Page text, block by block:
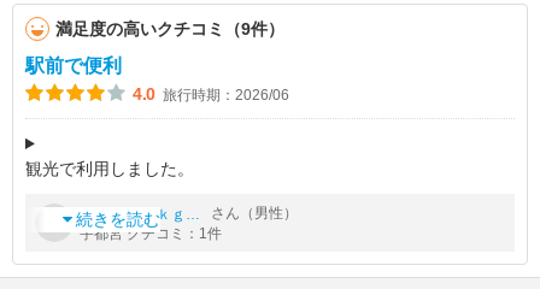
満足度の高いクチコミ（9件）
駅前で便利
4.0 旅行時期：2026/06
観光で利用しました。
でゆっくり過ごせました。
朝食のテーブルに腕をつけたらべたっとしました。片付けを見て
いたらシュッと一吹きしてトレイの
続きを読む
by ｊｈｈｊｋｇｈｄ
さん（男性）
宇都宮 クチコミ：1件